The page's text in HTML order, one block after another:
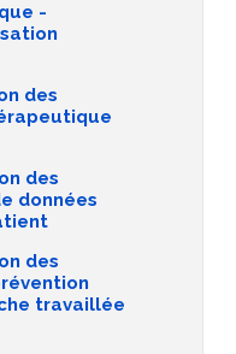
-
des
des
données
des
travaillée